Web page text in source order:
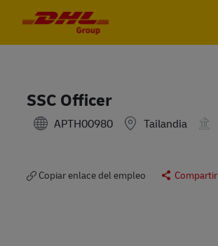
SSC Officer
APTH00980 Tailandia
Copiar enlace del empleo Compartir